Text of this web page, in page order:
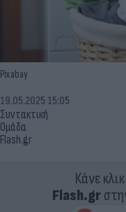
Pixabay
Συντακτική
Ομάδα
Flash.gr
19.05.2025 15:05
Κάνε
Flash.gr